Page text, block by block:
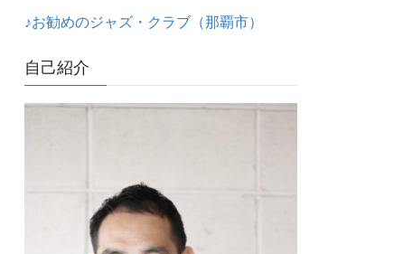
♪お勧めのジャズ・クラブ（那覇市）
自己紹介